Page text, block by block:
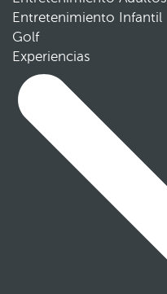
Entretenimiento Infantil
Golf
Experiencias